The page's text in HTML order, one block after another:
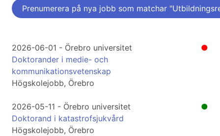
Prenumerera på nya jobb som matchar
●
2026-06-01 - Örebro universitet
Doktorander i medie- och
kommunikationsvetenskap
Högskolejobb, Örebro
●
2026-05-11 - Örebro universitet
Doktorand i katastrofsjukvård
Högskolejobb, Örebro